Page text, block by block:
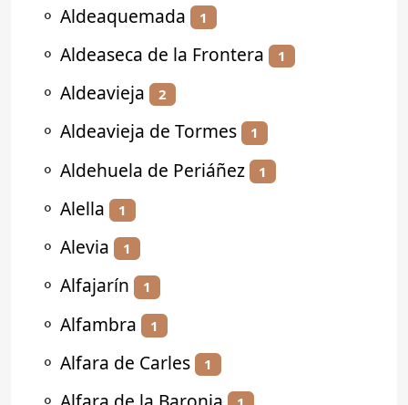
⚬ Aldeaquemada 1
⚬ Aldeaseca de la Frontera 1
⚬ Aldeavieja 2
⚬ Aldeavieja de Tormes 1
⚬ Aldehuela de Periáñez 1
⚬ Alella 1
⚬ Alevia 1
⚬ Alfajarín 1
⚬ Alfambra 1
⚬ Alfara de Carles 1